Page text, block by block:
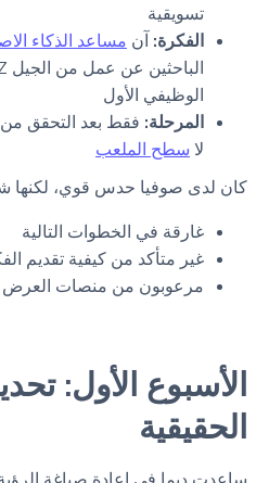
تسويقية
الفكرة: آن مساعد الذكاء
الوظيفي الأول
المرحلة: فقط بعد التحقق من
لا سطح الملعب
كان لدى صوفيا حدس قوي، لكنها
غارقة في الخطوات التالية
غير متأكد من كيفية تقديم
مرعوبون من منصات العرض
الأسبوع الأول:
الحقيقية